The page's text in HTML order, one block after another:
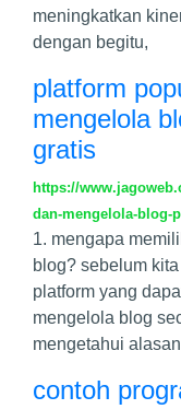
meningkatkan
dengan begitu,
platform
mengelola
gratis
https://
dan-mengelola-blog-
1. mengapa
blog? sebelum
platform yang
mengelola blog
mengetahui
contoh